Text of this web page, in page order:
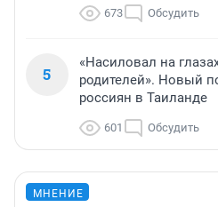
673 Обсудить
5
«Насиловал на
родителей». Новый
россиян в Таиланде
601 Обсудить
МНЕНИЕ